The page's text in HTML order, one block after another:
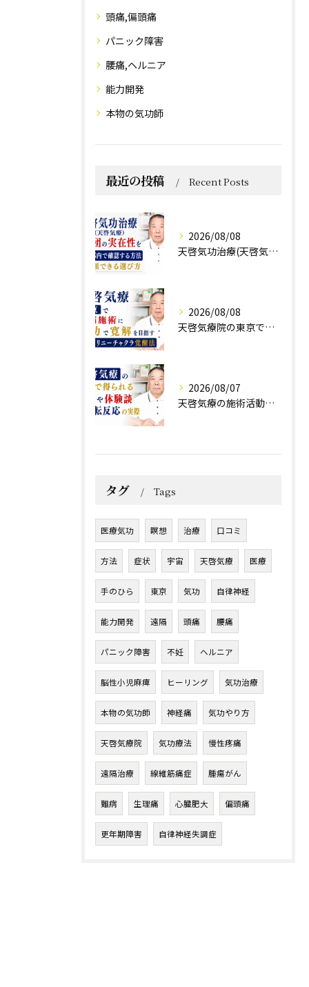
頭痛,偏頭痛
パニック障害
腰痛,ヘルニア
能力開発
本物の気功師
最近の投稿 Recent Posts
2026/08/08
天啓気功治療(天啓気療)と財団の実在性を東京都内で確認する方法と信頼できる選び方
2026/08/08
天啓気療院の東京で難病施術に気功で寛解を目指すクンダリニーチャクラ覚醒法
2026/08/07
天啓気療の施術活動で得られる効果や体験談と好転反応の実際
タグ Tags
医療気功 瞑想 治療 口コミ
方法 症状 宇宙 天啓気療 医療
手のひら 東京 気功 自律神経
能力開発 遠隔 頭痛 腰痛
パニック障害 不妊 ヘルニア
脳性小児麻痺 ヒーリング 気功治療
本物の気功師 神経痛 気功やり方
天啓気療院 気功療法 慢性疼痛
遠隔治療 線維筋痛症 腫瘍がん
難病 生理痛 心臓肥大 偏頭痛
更年期障害 自律神経失調症